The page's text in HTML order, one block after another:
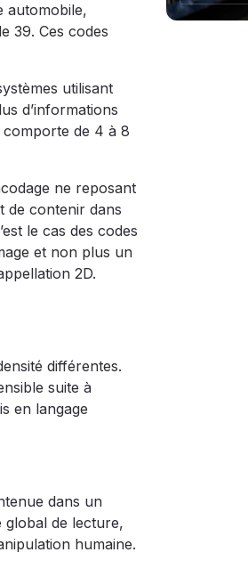
automobile,
39. Ces codes
utilisant
d’informations
comporte de 4 à 8
ne reposant
de contenir dans
le cas des codes
et non plus un
2D.
différentes.
suite à
en langage
dans un
global de lecture,
humaine.